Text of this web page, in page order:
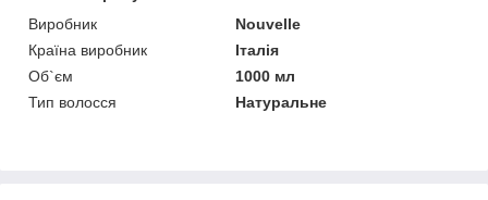
Виробник
Nouvelle
Країна виробник
Італія
Об`єм
1000 мл
Тип волосся
Натуральне